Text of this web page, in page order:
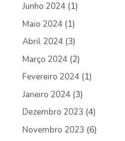
Junho 2024(1)
Maio 2024(1)
Abril 2024(3)
Março 2024(2)
Fevereiro 2024(1)
Janeiro 2024(3)
Dezembro 2023 (4)
Novembro 2023 (6)